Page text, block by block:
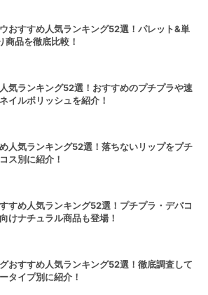
おすすめ人気ランキング52選！パレット&単
商品を徹底比較！
気ランキング52選！おすすめのプチプラや速
イルポリッシュを紹介！
人気ランキング52選！落ちないリップをプチ
ス別に紹介！
すめ人気ランキング52選！プチプラ・デパコ
けナチュラル商品も登場！
おすすめ人気ランキング52選！徹底調査して
タイプ別に紹介！